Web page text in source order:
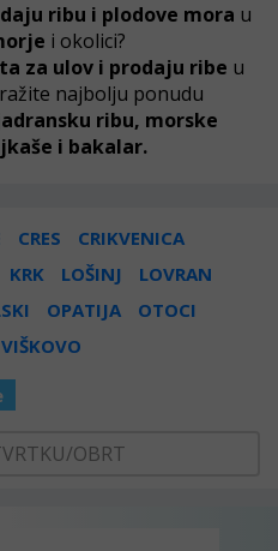
ribu i plodove mora u
i okolici?
za ulov i prodaju ribe u
najbolju ponudu
ribu, morske
i bakalar.
CRES
CRIKVENICA
KRK LOŠINJ
LOVRAN
OPATIJA
OTOCI
VIŠKOVO
OBRT